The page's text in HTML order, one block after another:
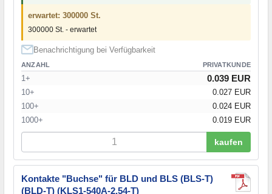
erwartet: 300000 St.
300000 St. - erwartet
Benachrichtigung bei Verfügbarkeit
ANZAHL PRIVATKUNDE
1+ 0.039 EUR
10+
0.027 EUR
100+
0.024 EUR
1000+
0.019 EUR
kaufen
Kontakte "Buchse" für BLD und BLS (BLS-T)
(BLD-T) (KLS1-540A-2.54-T)